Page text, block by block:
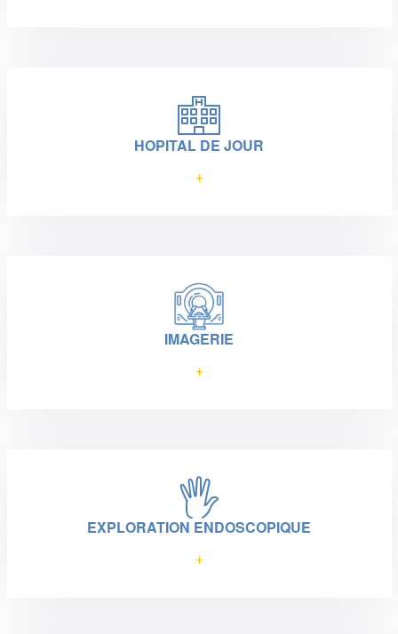
HOPITAL DE JOUR
+
IMAGERIE
+
EXPLORATION ENDOSCOPIQUE
+